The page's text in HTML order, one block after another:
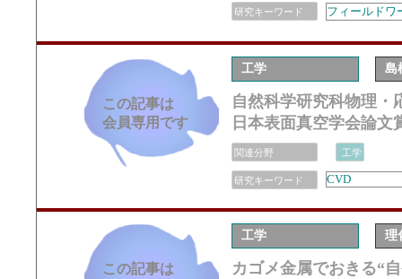
研究キーワード フィールドワ
この記事は
会員専用です
工学 島
自然科学研究科物理・
日本表面真空学会論
関連分野 工学
研究キーワード CVD
この記事は
工学 理
カゴメ金属でおきる“